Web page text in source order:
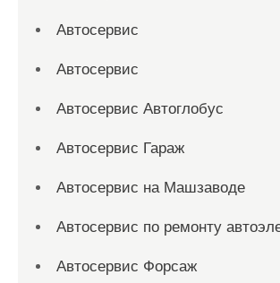
Автосервис
Автосервис
Автосервис Автоглобус
Автосервис Гараж
Автосервис на Машзаводе
Автосервис по ремонту
Автосервис Форсаж